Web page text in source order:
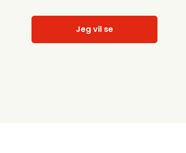
Jeg vil se